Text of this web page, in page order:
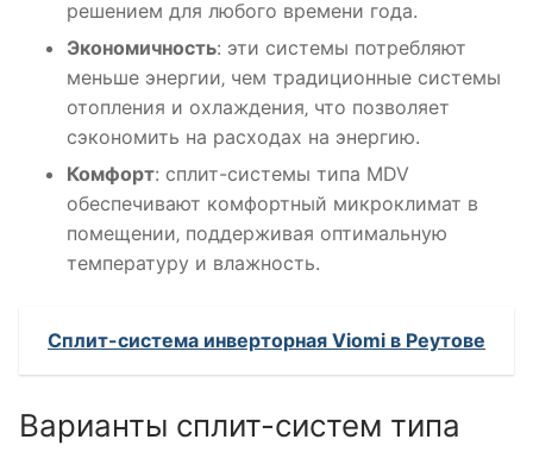
решением для любого времени года.
Экономичность: эти системы потребляют
меньше энергии‚ чем традиционные системы
отопления и охлаждения‚ что позволяет
сэкономить на расходах на энергию.
Комфорт: сплит-системы типа MDV
обеспечивают комфортный микроклимат в
помещении‚ поддерживая оптимальную
температуру и влажность.
Сплит-система инверторная Viomi в Реутове
Варианты сплит-систем типа